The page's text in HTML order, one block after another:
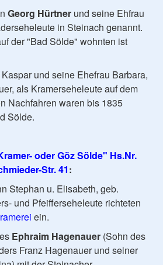
Georg Hürtner und seine Ehfrau
in Steinach genannt.
der "Bad Sölde" wohnten ist
und seine Ehefrau Barbara,
als Kramerseheleute auf dem
Nachfahren waren bis 1835
Sölde.
oder Göz Sölde" Hs.Nr.
Str. 41:
Stephan u. Elisabeth, geb.
und Pfeifferseheleute richteten
ein.
Ephraim Hagenauer (Sohn des
Franz Hagenauer und seiner